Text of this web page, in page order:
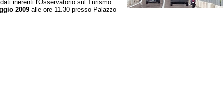
inerenti l'Osservatorio sul Turismo
2009 alle ore 11.30 presso Palazzo